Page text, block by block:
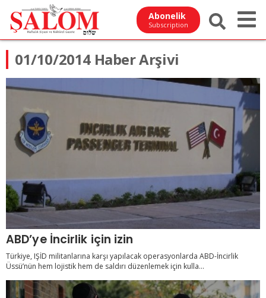
Abonelik
Subscription
01/10/2014 Haber Arşivi
ABD’ye İncirlik için izin
Türkiye, IŞİD militanlarına karşı yapılacak operasyonlarda ABD-İncirlik
Üssü’nün hem lojistik hem de saldırı düzenlemek için kulla...